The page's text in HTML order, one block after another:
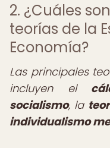
2. ¿Cuáles
teorías de la
Economía?
Las principales
incluyen el
socialismo, la
individualismo